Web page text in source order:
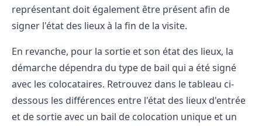
représentant doit également être présent afin de
signer l'état des lieux à la fin de la visite.
En revanche, pour la sortie et son état des lieux, la
démarche dépendra du type de bail qui a été signé
avec les colocataires. Retrouvez dans le tableau ci-
dessous les différences entre l'état des lieux d'entrée
et de sortie avec un bail de colocation unique et un